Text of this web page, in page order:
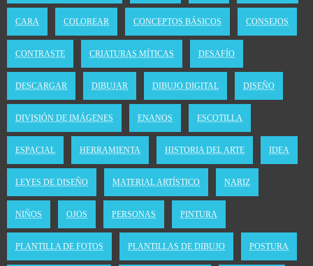
CARA COLOREAR CONCEPTOS BÁSICOS CONSEJOS
CONTRASTE CRIATURAS MÍTICAS DESAFÍO
DESCARGAR DIBUJAR DIBUJO DIGITAL DISEÑO
DIVISIÓN DE IMÁGENES ENANOS ESCOTILLA
ESPACIAL HERRAMIENTA HISTORIA DEL ARTE IDEA
LEYES DE DISEÑO MATERIAL ARTÍSTICO NARIZ
NIÑOS OJOS PERSONAS PINTURA
PLANTILLA DE FOTOS PLANTILLAS DE DIBUJO POSTURA